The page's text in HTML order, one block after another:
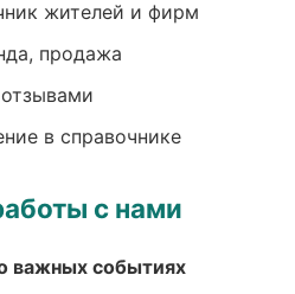
жителей и фирм
продажа
в справочнике
с нами
важных событиях